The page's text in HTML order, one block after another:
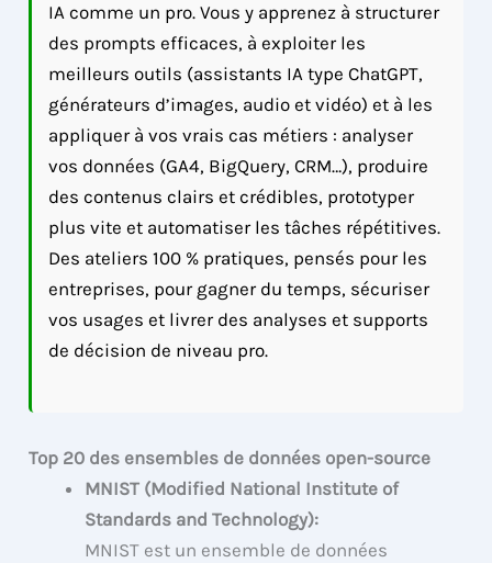
IA comme un pro. Vous y apprenez à structurer
des prompts efficaces, à exploiter les
meilleurs outils (assistants IA type ChatGPT,
générateurs d’images, audio et vidéo) et à les
appliquer à vos vrais cas métiers : analyser
vos données (GA4, BigQuery, CRM…), produire
des contenus clairs et crédibles, prototyper
plus vite et automatiser les tâches répétitives.
Des ateliers 100 % pratiques, pensés pour les
entreprises, pour gagner du temps, sécuriser
vos usages et livrer des analyses et supports
de décision de niveau pro.
Top 20 des ensembles de données open-source
MNIST (Modified National Institute of
Standards and Technology):
MNIST est un ensemble de données